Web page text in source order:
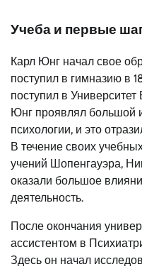
Учеба и первые
Карл Юнг начал свое
поступил в гимназию в
поступил в
Юнг проявлял большой
психологии, и это
В течение своих
учений Шопенгауэра,
оказали большое
деятельность.
После окончания
ассистентом в
Здесь он начал